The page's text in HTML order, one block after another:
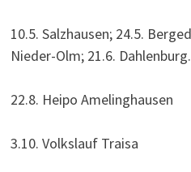
10.5. Salzhausen; 24.5.
Nieder-Olm; 21.6. Dahlenburg.
22.8. Heipo Amelinghausen
3.10. Volkslauf Traisa